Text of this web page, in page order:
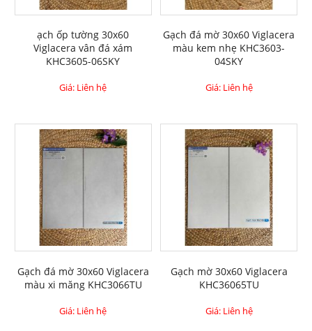
ạch ốp tường 30x60
Viglacera vân đá xám
KHC3605-06SKY
Giá: Liên hệ
Gạch đá mờ 30x60 Viglacera
màu kem nhẹ KHC3603-
04SKY
Giá: Liên hệ
Gạch đá mờ 30x60 Viglacera
màu xi măng KHC3066TU
Giá: Liên hệ
Gạch mờ 30x60 Viglacera
KHC36065TU
Giá: Liên hệ